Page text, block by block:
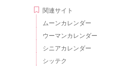
関連サイト
ムーンカレンダー
ウーマンカレンダー
シニアカレンダー
シッテク